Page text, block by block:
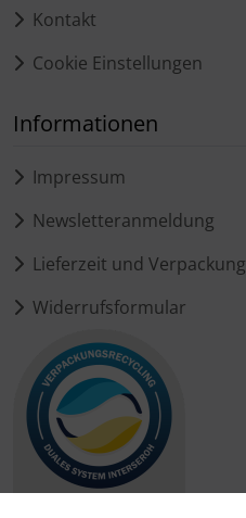
Kontakt
Cookie Einstellungen
Informationen
Impressum
Newsletteranmeldung
Lieferzeit und Verpackung
Widerrufsformular